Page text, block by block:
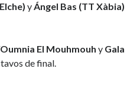
yÁngel Bas (TT Xàbia)
El Mouhmouh y Gala
de final.